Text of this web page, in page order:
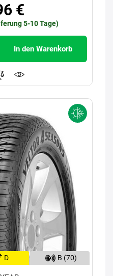
€
5-10 Tage)
In den Warenkorb
D B (70)